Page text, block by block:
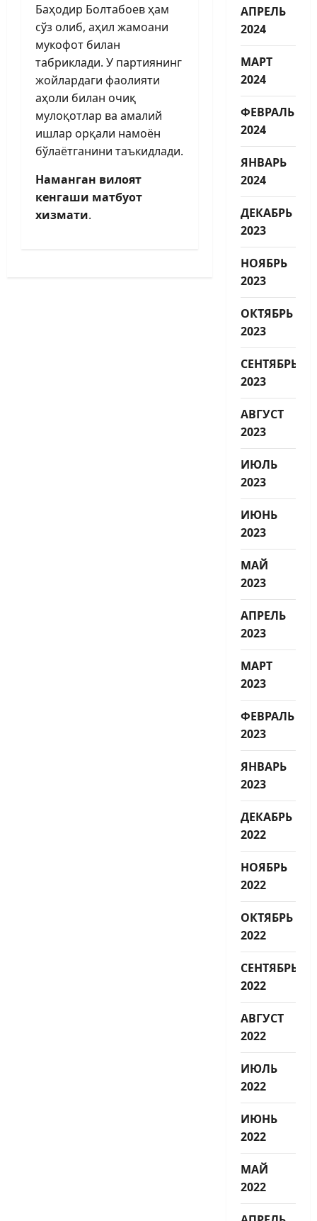
Баҳодир Болтабоев ҳам
сўз олиб, аҳил жамоани
мукофот билан
табриклади. У партиянинг
жойлардаги фаолияти
аҳоли билан очиқ
мулоқотлар ва амалий
ишлар орқали намоён
бўлаётганини таъкидлади.
Наманган вилоят
кенгаши матбуот
хизмати.
АПРЕЛЬ
2024
МАРТ
2024
ФЕВРАЛЬ
2024
ЯНВАРЬ
2024
ДЕКАБРЬ
2023
НОЯБРЬ
2023
ОКТЯБРЬ
2023
СЕНТЯБРЬ
2023
АВГУСТ
2023
ИЮЛЬ
2023
ИЮНЬ
2023
МАЙ
2023
АПРЕЛЬ
2023
МАРТ
2023
ФЕВРАЛЬ
2023
ЯНВАРЬ
2023
ДЕКАБРЬ
2022
НОЯБРЬ
2022
ОКТЯБРЬ
2022
СЕНТЯБРЬ
2022
АВГУСТ
2022
ИЮЛЬ
2022
ИЮНЬ
2022
МАЙ
2022